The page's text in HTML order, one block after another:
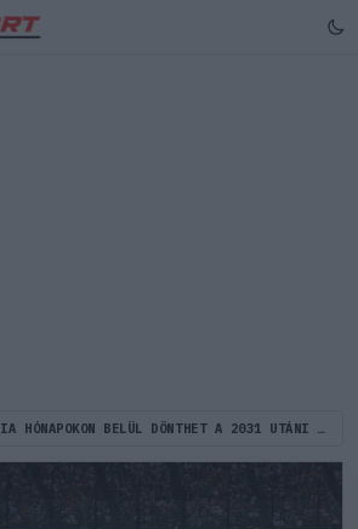
A FIA HÓNAPOKON BELÜL DÖNTHET A 2031 UTÁNI F1-ES MOTOROKRÓL